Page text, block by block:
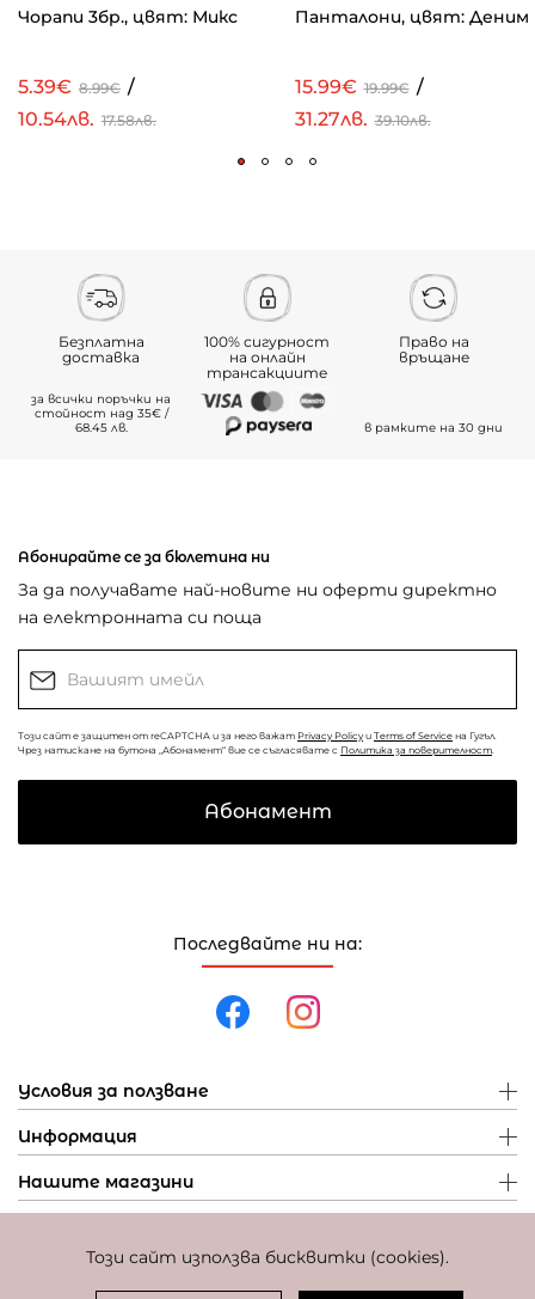
Този сайт използва бисквитки (cookies).
Чорапи 3бр., цвят: Микс
5.39€ 8.99€ /
10.54лв. 17.58лв.
Панталони, цвят: Деним
15.99€ 19.99€ /
31.27лв. 39.10лв.
Безплатна
доставка
за всички поръчки на
стойност над 35€ /
68.45 лв.
100% сигурност
на онлайн
трансакциите
Право на
връщане
в рамките на 30 дни
Последвайте ни на:
Условия за ползване
Информация
Нашите магазини
Абонирайте се за бюлетина ни
За да получавате най-новите ни оферти директно
на електронната си поща
Този сайт е защитен от reCAPTCHA и за него важат Privacy Policy и Terms of Service на Гугъл.
Чрез натискане на бутона „Абонамент“ вие се съгласявате с Политика за поверителност
Абонамент